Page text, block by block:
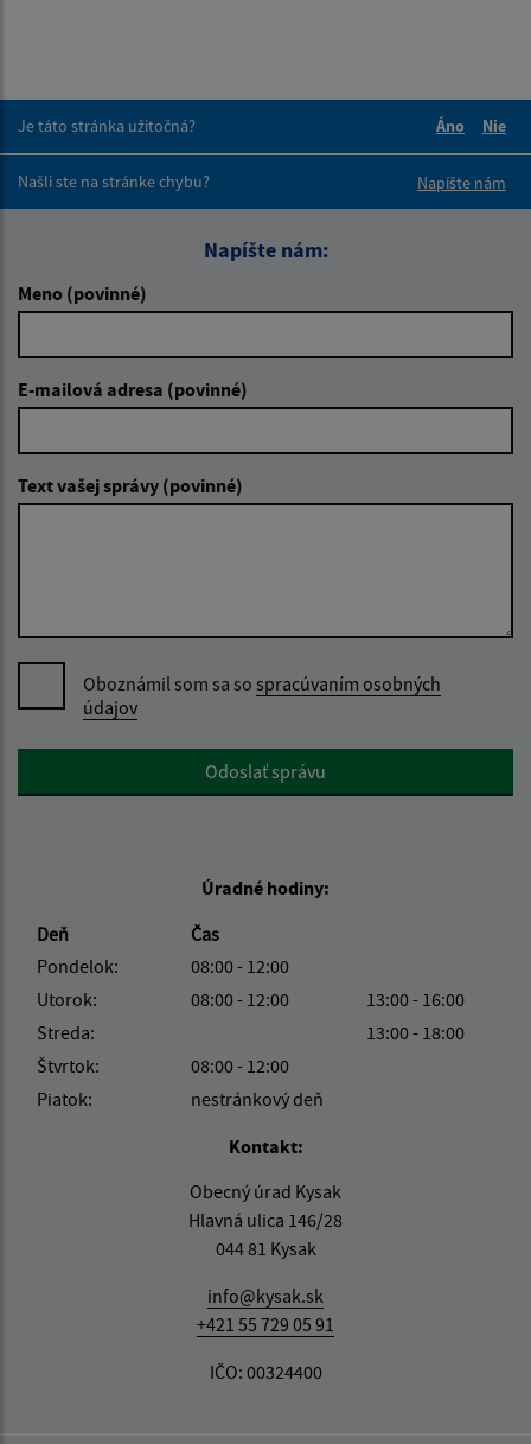
Je táto stránka užitočná?
Áno
Nie
Našli ste na stránke chybu?
Napíšte nám
Napíšte nám:
Meno (povinné)
E-mailová adresa (povinné)
Text vašej správy (povinné)
Oboznámil som sa so spracúvaním osobných
údajov
Google reCaptcha ResponseOdoslať správu
Úradné hodiny:
Deň
Čas
Pondelok:
08:00 - 12:00
Utorok:
08:00 - 12:00
13:00 - 16:00
Streda:
13:00 - 18:00
Štvrtok:
08:00 - 12:00
Piatok:
nestránkový deň
Kontakt:
Obecný úrad Kysak
Hlavná ulica 146/28
044 81 Kysak
info@kysak.sk
+421 55 729 05 91
IČO: 00324400